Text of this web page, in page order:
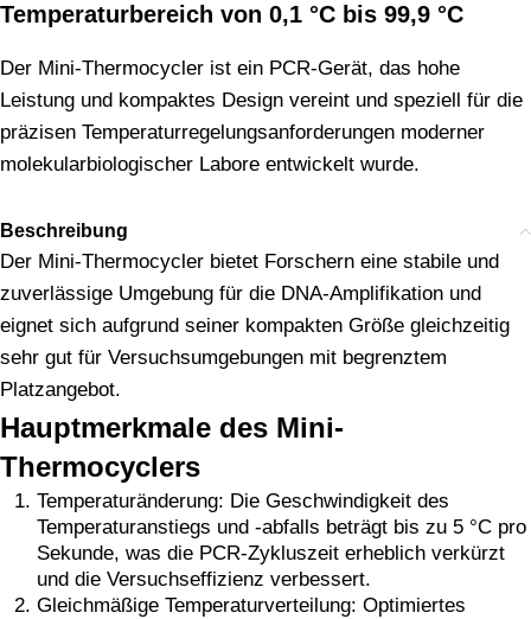
Temperaturbereich von 0,1 °C bis 99,9 °C
Der Mini-Thermocycler ist ein PCR-Gerät, das hohe
Leistung und kompaktes Design vereint und speziell für die
präzisen Temperaturregelungsanforderungen moderner
molekularbiologischer Labore entwickelt wurde.
Beschreibung
Der Mini-Thermocycler bietet Forschern eine stabile und
zuverlässige Umgebung für die DNA-Amplifikation und
eignet sich aufgrund seiner kompakten Größe gleichzeitig
sehr gut für Versuchsumgebungen mit begrenztem
Platzangebot.
Hauptmerkmale des Mini-
Thermocyclers
Temperaturänderung: Die Geschwindigkeit des
Temperaturanstiegs und -abfalls beträgt bis zu 5 °C pro
Sekunde, was die PCR-Zykluszeit erheblich verkürzt
und die Versuchseffizienz verbessert.
Gleichmäßige Temperaturverteilung: Optimiertes